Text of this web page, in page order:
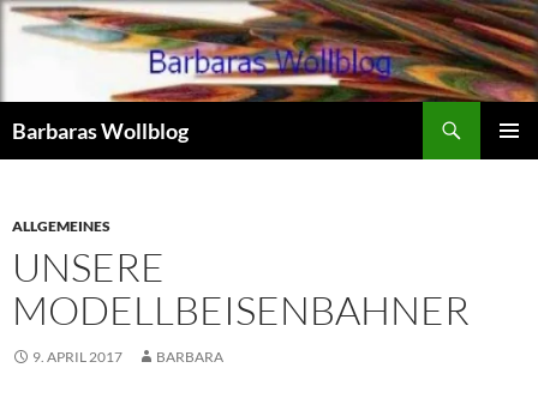
Zum
Inhalt
Barbaras Wollblog
ALLGEMEINES
UNSERE
MODELLBEISENBAHNER
9. APRIL 2017 BARBARA